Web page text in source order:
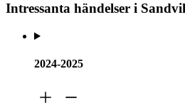
Intressanta händelser i
2024-2025